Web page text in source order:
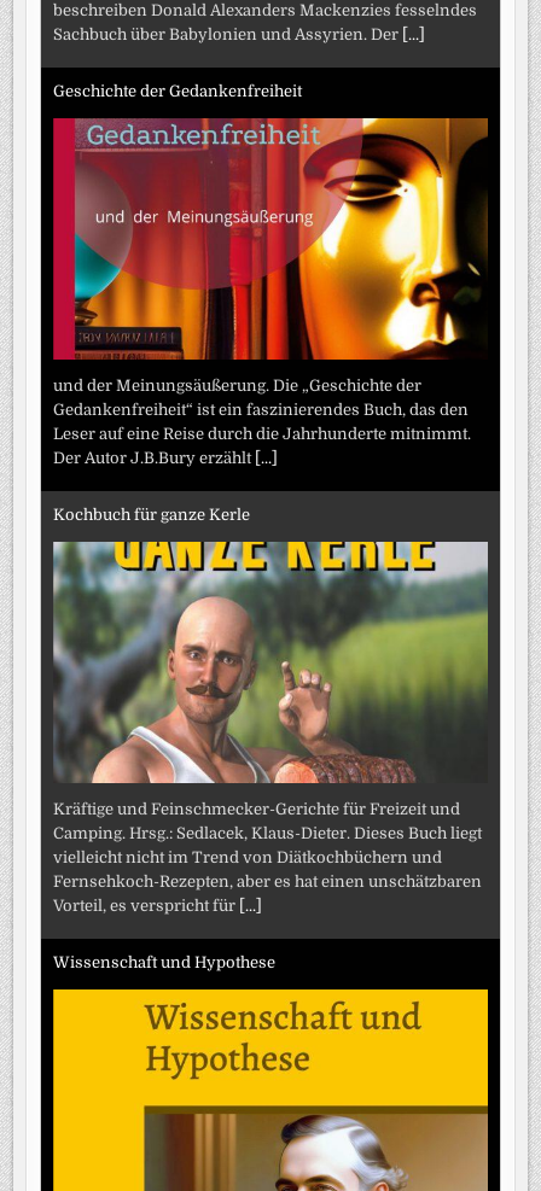
beschreiben Donald Alexanders Mackenzies fesselndes
Sachbuch über Babylonien und Assyrien. Der [...]
Geschichte der Gedankenfreiheit
und der Meinungsäußerung. Die „Geschichte der
Gedankenfreiheit“ ist ein faszinierendes Buch, das den
Leser auf eine Reise durch die Jahrhunderte mitnimmt.
Der Autor J.B.Bury erzählt [...]
Kochbuch für ganze Kerle
Kräftige und Feinschmecker-Gerichte für Freizeit und
Camping. Hrsg.: Sedlacek, Klaus-Dieter. Dieses Buch liegt
vielleicht nicht im Trend von Diätkochbüchern und
Fernsehkoch-Rezepten, aber es hat einen unschätzbaren
Vorteil, es verspricht für [...]
Wissenschaft und Hypothese